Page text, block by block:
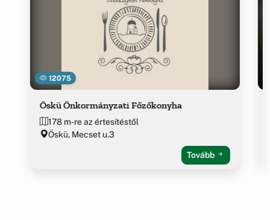
12075
Öskü Önkormányzati Főzőkonyha
178 m-re az értesítéstől
Öskü, Mecset u.3
Tovább